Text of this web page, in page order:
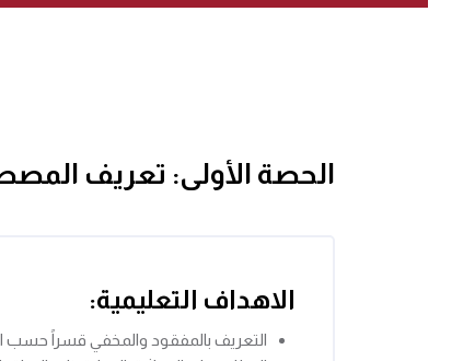
الحصة الأولى: تعريف
الاهداف التعليمية:
التعريف بالمفقود والمخفي قسراً حسب